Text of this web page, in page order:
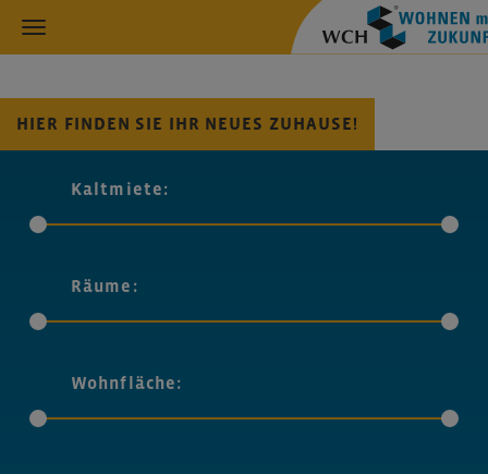
HIER FINDEN SIE IHR NEUES ZUHAUSE!
Kaltmiete:
Räume:
Wohnfläche: